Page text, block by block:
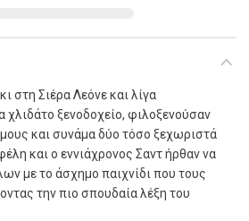
στη Σιέρα Λεόνε και λίγα
χλιδάτο ξενοδοχείο, φιλοξενούσαν
και συνάμα δύο τόσο ξεχωριστά
και ο εννιάχρονος Σαντ ήρθαν να
με το άσχημο παιχνίδι που τους
την πιο σπουδαία λέξη του